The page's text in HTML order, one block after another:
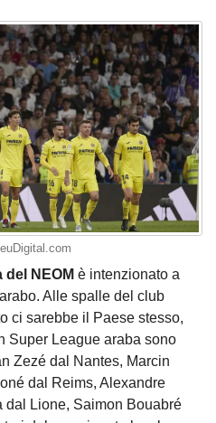
del NEOM è intenzionato a
Alle spalle del club
ci sarebbe il Paese stesso,
Super League araba sono
Zezé dal Nantes, Marcin
dal Reims, Alexandre
dal Lione, Saimon Bouabré